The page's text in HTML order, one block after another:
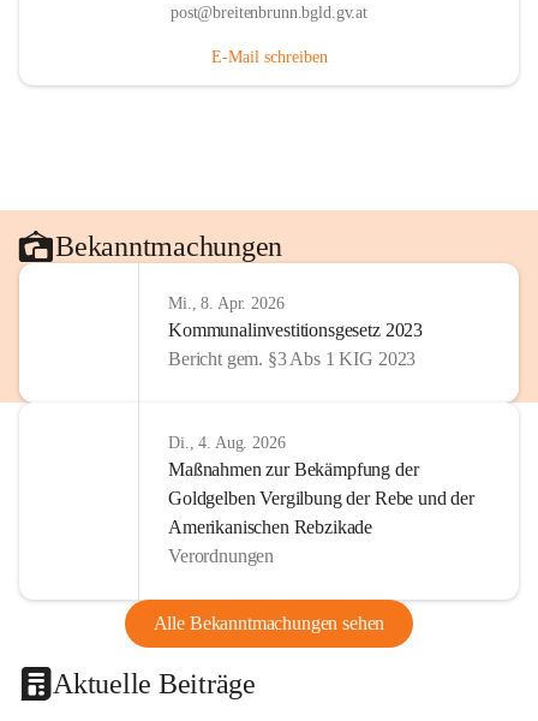
post@breitenbrunn.bgld.gv.at
E-Mail schreiben
Bekanntmachungen
Mi., 8. Apr. 2026
Kommunalinvestitionsgesetz 2023
Bericht gem. §3 Abs 1 KIG 2023
Di., 4. Aug. 2026
Maßnahmen zur Bekämpfung der
Goldgelben Vergilbung der Rebe und der
Amerikanischen Rebzikade
Verordnungen
Alle Bekanntmachungen sehen
Aktuelle Beiträge